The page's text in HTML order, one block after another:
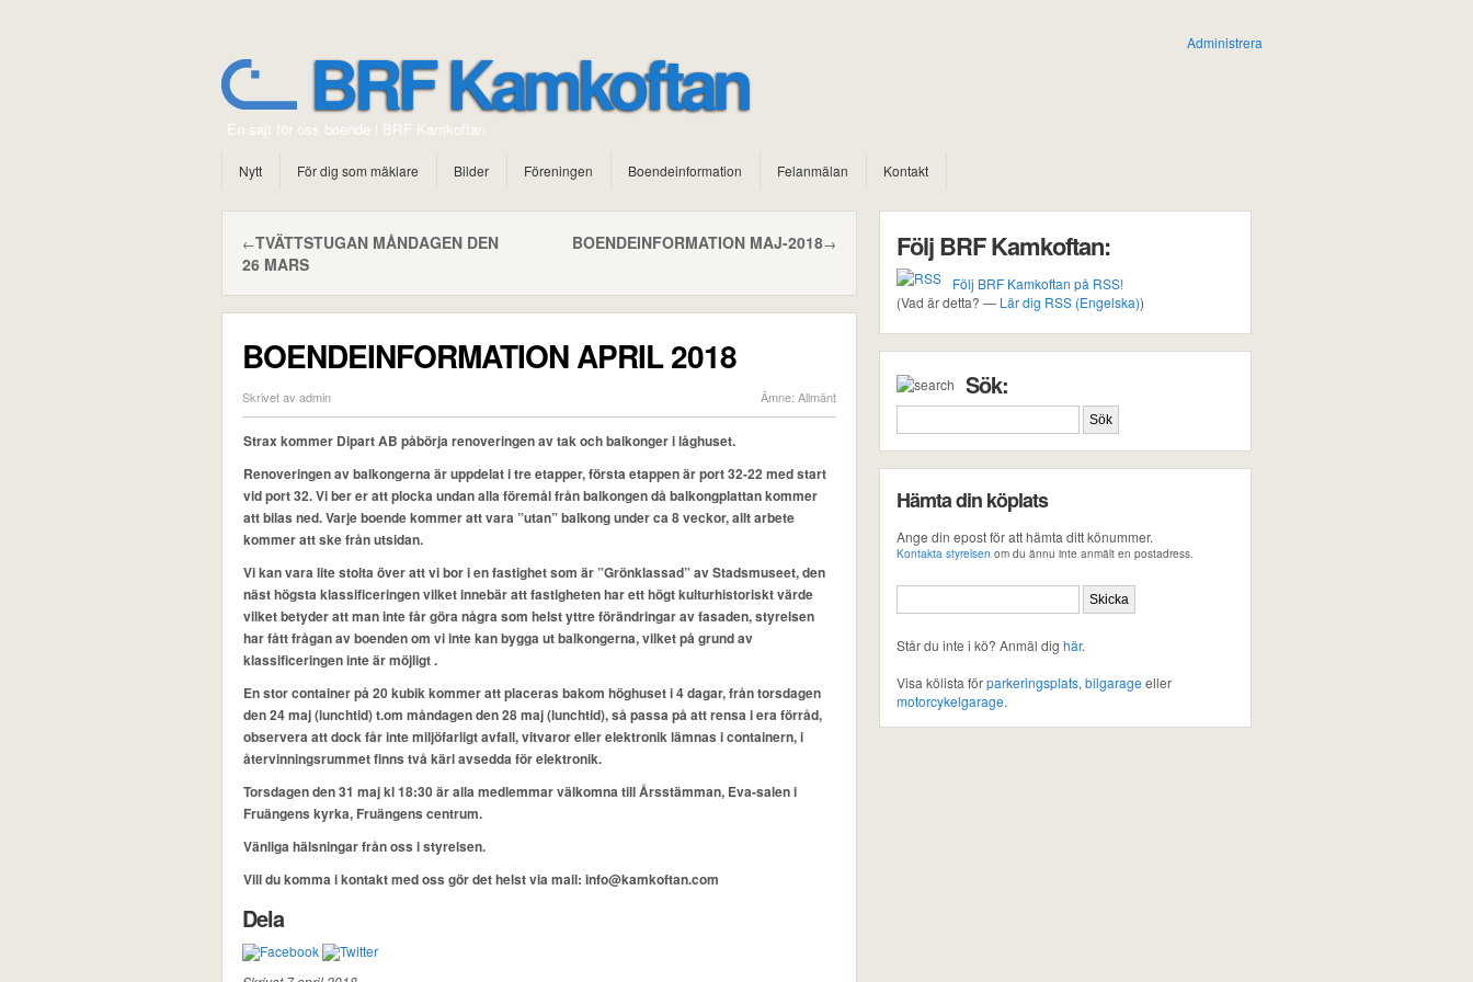
BRF Kamkoftan
En sajt för oss boende i BRF Kamkoftan
Administrera
Nytt För dig som mäklare Bilder Föreningen Boendeinformation Felanmälan Kontakt
BOENDEINFORMATION MAJ-2018→
←TVÄTTSTUGAN MÅNDAGEN DEN
26 MARS
BOENDEINFORMATION APRIL 2018
Skrivet av admin Ämne: Allmänt
Strax kommer Dipart AB påbörja renoveringen av tak och balkonger i låghuset.
Renoveringen av balkongerna är uppdelat i tre etapper, första etappen är port 32-22 med start
vid port 32. Vi ber er att plocka undan alla föremål från balkongen då balkongplattan kommer
att bilas ned. Varje boende kommer att vara ”utan” balkong under ca 8 veckor, allt arbete
kommer att ske från utsidan.
Vi kan vara lite stolta över att vi bor i en fastighet som är ”Grönklassad” av Stadsmuseet, den
näst högsta klassificeringen vilket innebär att fastigheten har ett högt kulturhistoriskt värde
vilket betyder att man inte får göra några som helst yttre förändringar av fasaden, styrelsen
har fått frågan av boenden om vi inte kan bygga ut balkongerna, vilket på grund av
klassificeringen inte är möjligt .
En stor container på 20 kubik kommer att placeras bakom höghuset i 4 dagar, från torsdagen
den 24 maj (lunchtid) t.om måndagen den 28 maj (lunchtid), så passa på att rensa i era förråd,
observera att dock får inte miljöfarligt avfall, vitvaror eller elektronik lämnas i containern, i
återvinningsrummet finns två kärl avsedda för elektronik.
Torsdagen den 31 maj kl 18:30 är alla medlemmar välkomna till Årsstämman, Eva-salen i
Fruängens kyrka, Fruängens centrum.
Vänliga hälsningar från oss i styrelsen.
Vill du komma i kontakt med oss gör det helst via mail: info@kamkoftan.com
Dela
Följ BRF Kamkoftan:
Följ BRF Kamkoftan på RSS!
(Vad är detta? — Lär dig RSS (Engelska))
Sök:
Hämta din köplats
Ange din epost för att hämta ditt könummer.
Kontakta styrelsen om du ännu inte anmält en postadress.
Står du inte i kö? Anmäl dig här.
Visa kölista förparkeringsplats, bilgarage eller
motorcykelgarage.